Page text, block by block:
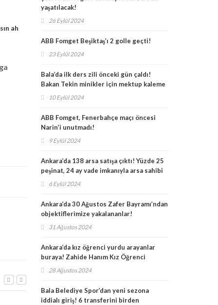
ah
kaç
yaşatılacak!
26 Eylül 2024
ABB Fomget Beşiktaş’ı 2 golle geçti!
23 Eylül 2024
Bala’da ilk ders zili önceki gün çaldı!
Bakan Tekin minikler için mektup kaleme
aldı, İlçe Kaymakamı Yıldırım ise okulları
10 Eylül 2024
ABB Fomget, Fenerbahçe maçı öncesi
Narin’i unutmadı!
9 Eylül 2024
Ankara’da 138 arsa satışa çıktı! Yüzde 25
peşinat, 24 ay vade imkanıyla arsa sahibi
olun!6 Eylül 2024
Ankara’da 30 Ağustos Zafer Bayramı’ndan
objektiflerimize yakalananlar!
31 Ağustos 2024
Ankara’da kız öğrenci yurdu arayanlar
buraya! Zahide Hanım Kız Öğrenci
Yurdu’na nasıl gidilir, fiyatı ve imkanı?
Zahide Hanım Kız Öğrenci Yurdu
Necatibey ve Kurtuluş şubesi yol tarifi!
28 Ağustos 2024
Bala Belediye Spor’dan yeni sezona
iddialı giriş! 6 transferini birden